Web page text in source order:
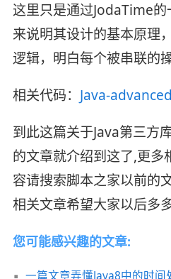
这里只是通过JodaTime
来说明其设计的基本原理
逻辑，明白每个被串联的
相关代码： Java-advanced
到此这篇关于Java第三方
的文章就介绍到这了,更多
容请搜索脚本之家以前的
相关文章希望大家以后多
您可能感兴趣的文章:
一篇文章弄懂Java8中的时间